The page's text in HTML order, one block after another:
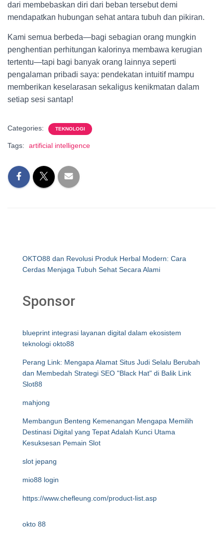
dari membebaskan diri dari beban tersebut demi
mendapatkan hubungan sehat antara tubuh dan pikiran.
Kami semua berbeda—bagi sebagian orang mungkin
penghentian perhitungan kalorinya membawa kerugian
tertentu—tapi bagi banyak orang lainnya seperti
pengalaman pribadi saya: pendekatan intuitif mampu
memberikan keselarasan sekaligus kenikmatan dalam
setiap sesi santap!
Categories: TEKNOLOGI
Tags: artificial intelligence
OKTO88 dan Revolusi Produk Herbal Modern: Cara
Cerdas Menjaga Tubuh Sehat Secara Alami
Sponsor
blueprint integrasi layanan digital dalam ekosistem
teknologi okto88
Perang Link: Mengapa Alamat Situs Judi Selalu Berubah
dan Membedah Strategi SEO "Black Hat" di Balik Link
Slot88
mahjong
Membangun Benteng Kemenangan Mengapa Memilih
Destinasi Digital yang Tepat Adalah Kunci Utama
Kesuksesan Pemain Slot
slot jepang
mio88 login
https://www.chefleung.com/product-list.asp
okto 88